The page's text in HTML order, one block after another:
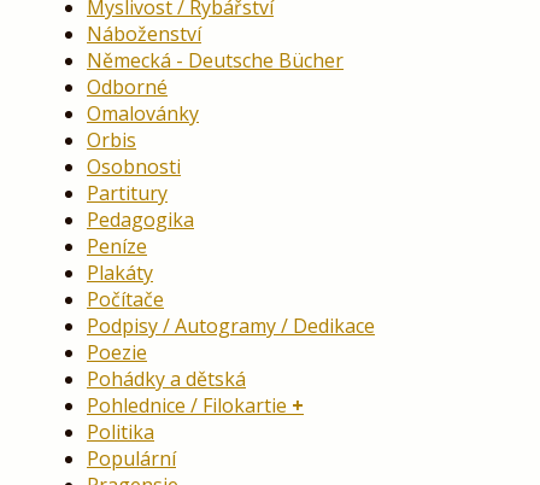
Myslivost / Rybářství
Náboženství
Německá - Deutsche Bücher
Odborné
Omalovánky
Orbis
Osobnosti
Partitury
Pedagogika
Peníze
Plakáty
Počítače
Podpisy / Autogramy / Dedikace
Poezie
Pohádky a dětská
Pohlednice / Filokartie
Politika
Populární